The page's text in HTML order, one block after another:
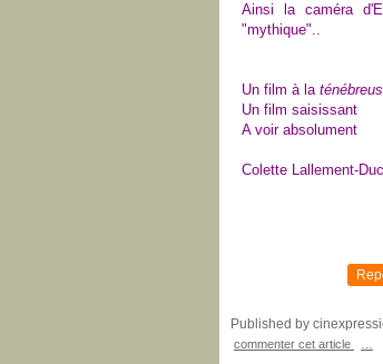
Ainsi la caméra
"mythique"..
Un film à la
Un film saisissant
A voir absolument
Colette Lallement-
Published by
commenter cet article